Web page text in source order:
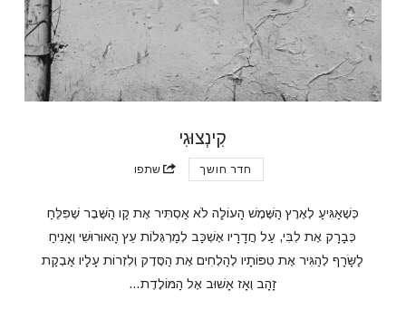
קִינְצוּגִי
חדר חושך שתפו
כְּשֶׁאַגִּיעַ לְאֶרֶץ הַשֶּׁמֶשׁ הָעוֹלָה לֹא אַסְתִּיר אֶת קַו הַשֶּׁבֶר שֶׁפִּלֵּחַ
כְּבָרָק אֶת לִבִּי, עַל חֲדָרָיו אֶשְׁכַּב לְמַרְגְּלוֹת עֵץ הָאוּרוּשִׁי וְאָנִיחַ
לַשָּׂרָף לְהַגִּיר אֶת טִפּוֹתָיו לְהַלְחִים אֶת הַסֶּדֶק וְלִזְרוֹת עָלָיו אַבְקַת
זָהָב וְאָז אָשׁוּב אֶל הַמּוֹלֶדֶת…